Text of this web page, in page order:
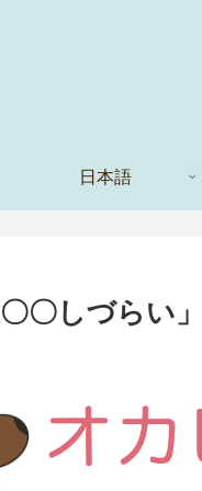
日本語
〇しづらい